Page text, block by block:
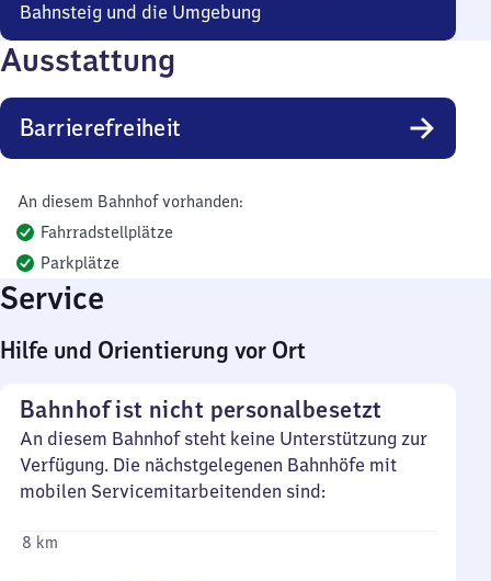
Bahnsteig und die Umgebung
Ausstattung
Barrierefreiheit
An diesem Bahnhof vorhanden:
Fahrradstellplätze
Parkplätze
Service
Hilfe und Orientierung vor Ort
Bahnhof ist nicht personalbesetzt
An diesem Bahnhof steht keine Unterstützung zur
Verfügung. Die nächstgelegenen Bahnhöfe mit
mobilen Servicemitarbeitenden sind:
8 km